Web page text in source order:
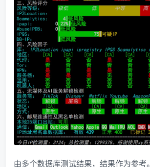
由多个数据库测试结果，结果作为参考。